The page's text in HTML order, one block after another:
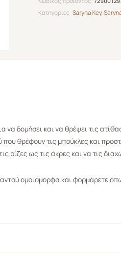
Κατηγορίες:Saryna Key,
να δομήσει και να θρέψει τις
θρέφουν τις μπούκλες και
ρίζες ως τις άκρες και να τις
ομοιόμορφα και φορμάρετε